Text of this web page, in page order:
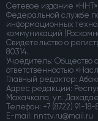
Сетевое издание
Федеральной службе
информационных
коммуникаций
Свидетельство о
80314.
Учредитель: Общество
ответственностью
Главный редактор:
Адрес редакции:
Махачкала, ул.
Телефон: +7 (8722) 91-18-
E-mail: